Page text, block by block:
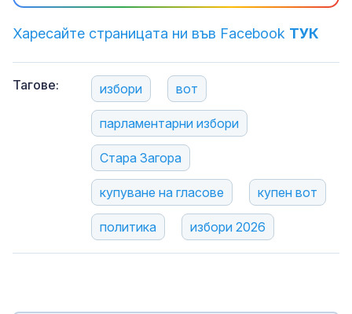
Харесайте страницата ни във Facebook ТУК
Тагове: избори вот
парламентарни избори
Стара Загора
купуване на гласове купен вот
политика избори 2026